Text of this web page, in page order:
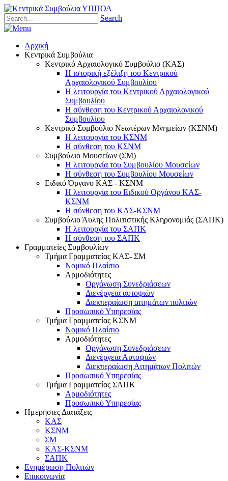
Search
Αρχική
Κεντρικά Συμβούλια
Κεντρικό Αρχαιολογικό Συμβούλιο (ΚΑΣ)
Η ιστορική εξέλιξη του Κεντρικού
Αρχαιολογικού Συμβουλίου
Η λειτουργία του Κεντρικού Αρχαιολογικού
Συμβουλίου
Η σύνθεση του Κεντρικού Αρχαιολογικού
Συμβουλίου
Κεντρικό Συμβούλιο Νεωτέρων Μνημείων (ΚΣΝΜ)
Η λειτουργία του ΚΣΝΜ
Η σύνθεση του ΚΣΝΜ
Συμβούλιο Μουσείων (ΣΜ)
Η λειτουργία του Συμβουλίου Μουσείων
Η σύνθεση του Συμβουλίου Μουσείων
Ειδικό Όργανο ΚΑΣ - ΚΣΝΜ
Η λειτουργία του Ειδικού Οργάνου ΚΑΣ-
ΚΣΝΜ
Η σύνθεση του ΚΑΣ-ΚΣΝΜ
Συμβούλιο Άυλης Πολιτιστικής Κληρονομιάς (ΣΑΠΚ)
Η λειτουργία του ΣΑΠΚ
Η σύνθεση του ΣΑΠΚ
Γραμματείες Συμβουλίων
Τμήμα Γραμματείας ΚΑΣ- ΣΜ
Νομικό Πλαίσιο
Αρμοδιότητες
Οργάνωση Συνεδριάσεων
Διενέργεια αυτοψιών
Διεκπεραίωση αιτημάτων πολιτών
Προσωπικό Υπηρεσίας
Τμήμα Γραμματείας ΚΣΝΜ
Νομικό Πλαίσιο
Αρμοδιότητες
Οργάνωση Συνεδριάσεων
Διενέργεια Αυτοψιών
Διεκπεραίωση Αιτημάτων Πολιτών
Προσωπικό Υπηρεσίας
Τμήμα Γραμματείας ΣΑΠΚ
Αρμοδιότητες
Προσωπικό Υπηρεσίας
Ημερήσιες Διατάξεις
ΚΑΣ
ΚΣΝΜ
ΣΜ
ΚΑΣ-ΚΣΝΜ
ΣΑΠΚ
Ενημέρωση Πολιτών
Επικοινωνία